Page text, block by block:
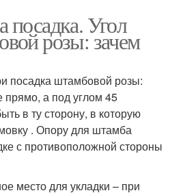
посадка. Угол
розы: зачем
посадка штамбовой розы:
а под углом 45
в ту сторону, в которую
. Опору для штамба
с противоположной стороны
место для укладки – при